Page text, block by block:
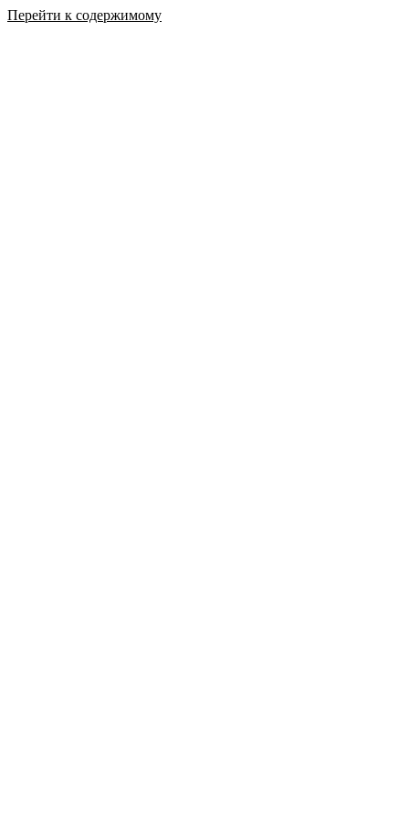
Перейти к содержимому